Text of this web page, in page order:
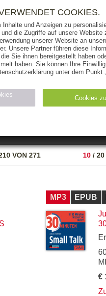
AUS DER
VON 271 10 / 20
MP3 EPUB
€
NON-BOOKS
PRESSE HANDEL FÜR
COOKIES.
Inhalte und Anzeigen zu
die Zugriffe auf unsere
unserer Website an
Unsere Partner führen diese
Sie ihnen bereitgestellt haben
haben. Sie können Ihre
unter dem Punkt
Cookies
die Speicherung der Benutzer-